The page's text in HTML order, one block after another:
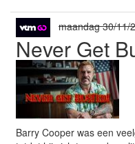
maandag 30/11/
Never Get
Barry Cooper was een